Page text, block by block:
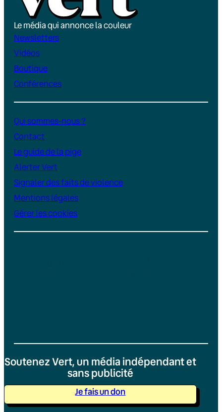
Le média qui annonce la couleur
Newsletters
Vidéos
Boutique
Conférences
Qui sommes-nous ?
Contact
Le guide de la pige
Alerter Vert
Signaler des faits de violence
Mentions légales
Gérer les cookies
Soutenez Vert, un média indépendant et
sans publicité
Je fais un don